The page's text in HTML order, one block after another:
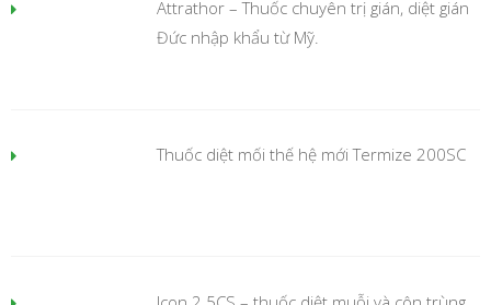
Attrathor – Thuốc chuyên trị gián, diệt gián
Đức nhập khẩu từ Mỹ.
Thuốc diệt mối thế hệ mới Termize 200SC